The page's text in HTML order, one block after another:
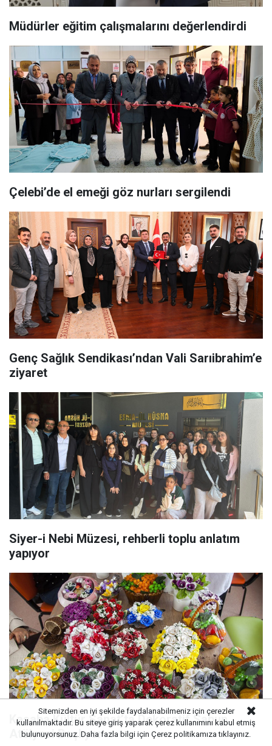
Müdürler eğitim çalışmalarını değerlendirdi
Çelebi’de el emeği göz nurları sergilendi
Genç Sağlık Sendikası’ndan Vali Sarıibrahim’e
ziyaret
Siyer-i Nebi Müzesi, rehberli toplu anlatım
yapıyor
Kasaba Kültür Sanat’ta Dekoratif Sabun
Atölyesi Başlıyor
Sitemizden en iyi şekilde faydalanabilmeniz için çerezler
kullanılmaktadır. Bu siteye giriş yaparak çerez kullanımını kabul etmiş
bulunuyorsunuz. Daha fazla bilgi için Çerez politikamıza tıklayınız.